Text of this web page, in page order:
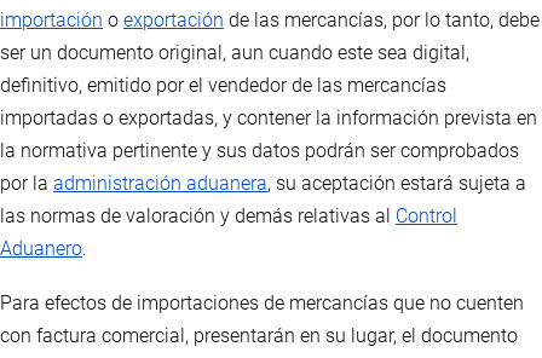
importación o exportación de las mercancías, por lo tanto, debe
ser un documento original, aun cuando este sea digital,
definitivo, emitido por el vendedor de las mercancías
importadas o exportadas, y contener la información prevista en
la normativa pertinente y sus datos podrán ser comprobados
por la administración aduanera, su aceptación estará sujeta a
las normas de valoración y demás relativas al Control
Aduanero.
Para efectos de importaciones de mercancías que no cuenten
con factura comercial, presentarán en su lugar, el documento